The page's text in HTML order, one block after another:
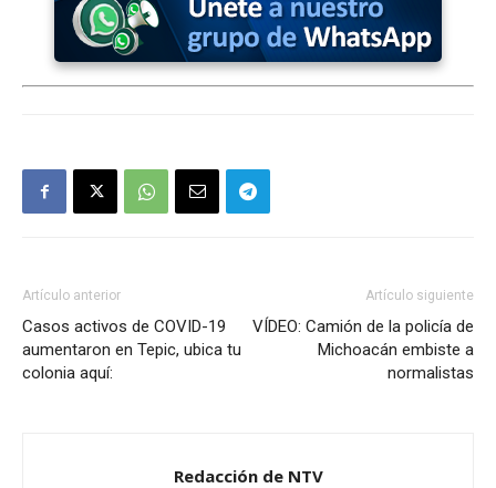
Artículo anterior
Casos activos de COVID-19
aumentaron en Tepic, ubica tu
colonia aquí:
Artículo siguiente
VÍDEO: Camión de la policía de
Michoacán embiste a
normalistas
Redacción de NTV